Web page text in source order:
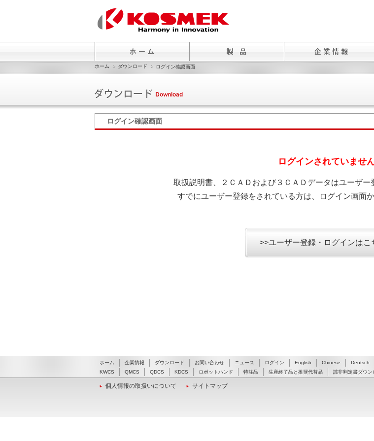
ホーム ダウンロード ログイン確認画面
ログイン確認画面
ログインされていません
取扱説明書、２ＣＡＤおよび３ＣＡＤデータはユーザー
すでにユーザー登録をされている方は、ログイン画面
>>ユーザー登録・ログインはこ
ホーム 企業情報 ダウンロード お問い合わせ ニュース ログイン English Chinese Deutsch
KWCS
QMCS QDCS KDCS ロボットハンド 特注品 生産終了品と推奨代替品 該非判定書ダウン
個人情報の取扱いについて サイトマップ